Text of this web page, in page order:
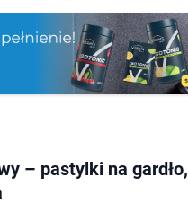
– pastylki na gardło,